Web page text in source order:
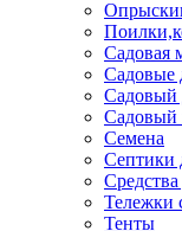
Садовая
Садовые
Садовый
Садовый
Семена
Септики
Тележки
Тенты